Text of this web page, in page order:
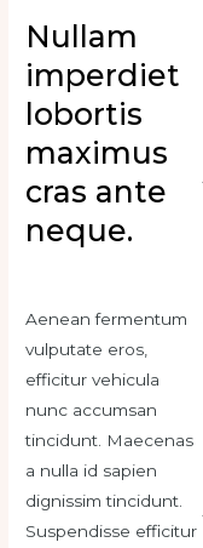
Nullam
imperdiet
lobortis
maximus
cras ante
neque.
Aenean fermentum
vulputate eros,
efficitur vehicula
nunc accumsan
tincidunt. Maecenas
a nulla id sapien
dignissim tincidunt.
Suspendisse efficitur